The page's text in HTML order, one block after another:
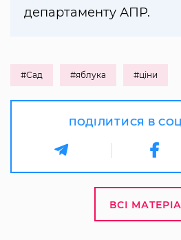
департаменту АПР.
#Сад #яблука #ціни
ПОДІЛИТИСЯ В
ВСІ